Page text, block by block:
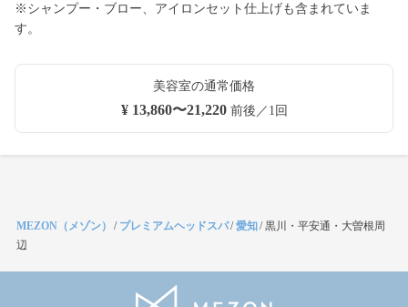
※シャンプー・ブロー、アイロンセット仕上げも含まれていま
す。
美容室の通常価格
¥ 13,860〜21,220前後／1回
MEZON（メゾン） / プレミアムヘッドスパ/愛知/黒川・平安通・大曽根周
辺